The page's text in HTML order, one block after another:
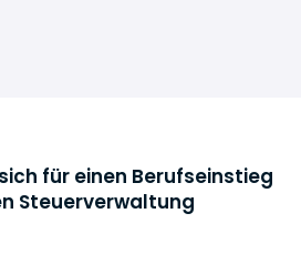
für einen Berufseinstieg
Steuerverwaltung